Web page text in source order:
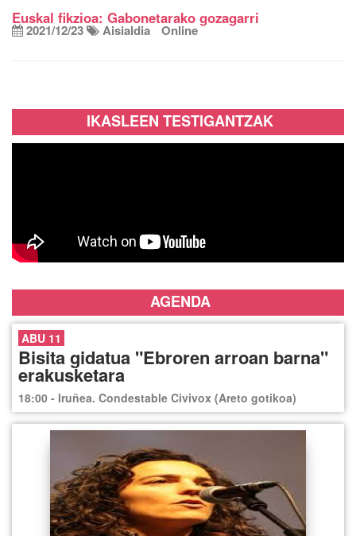
Euskal fikzioa: Gabonetarako gozagarri
2021/12/23 Aisialdia Online
IKASLEEN TESTIGANTZAK
AGENDA
ABU 11
Bisita gidatua "Ebroren arroan barna"
erakusketara
18:00 - Iruñea. Condestable Civivox (Areto gotikoa)